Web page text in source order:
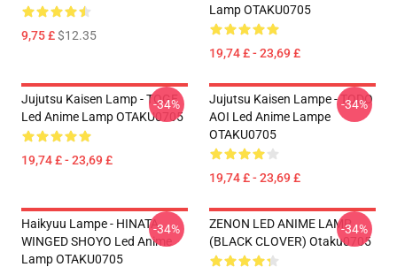
9,75 £$12.35
Lamp OTAKU0705
19,74 £ - 23,69 £
Jujutsu Kaisen Lamp - TOGE
Led Anime Lamp OTAKU0705
19,74 £ - 23,69 £
-34%
Jujutsu Kaisen Lampe - TODO
AOI Led Anime Lampe
OTAKU0705
19,74 £ - 23,69 £
-34%
Haikyuu Lampe - HINATA
WINGED SHOYO Led Anime
Lamp OTAKU0705
-34%
ZENON LED ANIME LAMP
(BLACK CLOVER) Otaku0705
-34%